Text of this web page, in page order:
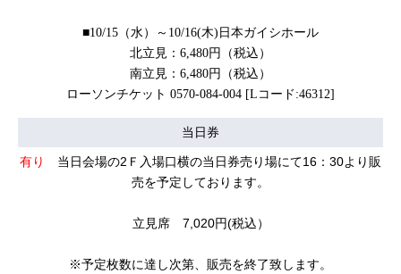
■10/15（水）～10/16(木)日本ガイシホール
北立見：6,480円（税込）
南立見：6,480円（税込）
ローソンチケット 0570-084-004 [Lコード:46312]
当日券
有り
当日会場の2Ｆ入場口横の当日券売り場にて16：30より販
売を予定しております。
立見席 7,020円(税込）
※予定枚数に達し次第、販売を終了致します。